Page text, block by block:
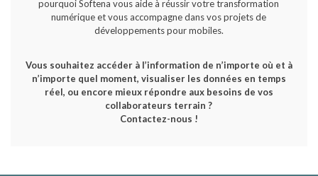
pourquoi Softena vous aide à réussir votre transformation
numérique et vous accompagne dans vos projets de
développements pour mobiles.
Vous souhaitez accéder à l’information de n’importe où et à
n’importe quel moment, visualiser les données en temps
réel, ou encore mieux répondre aux besoins de vos
collaborateurs terrain ?
Contactez-nous !